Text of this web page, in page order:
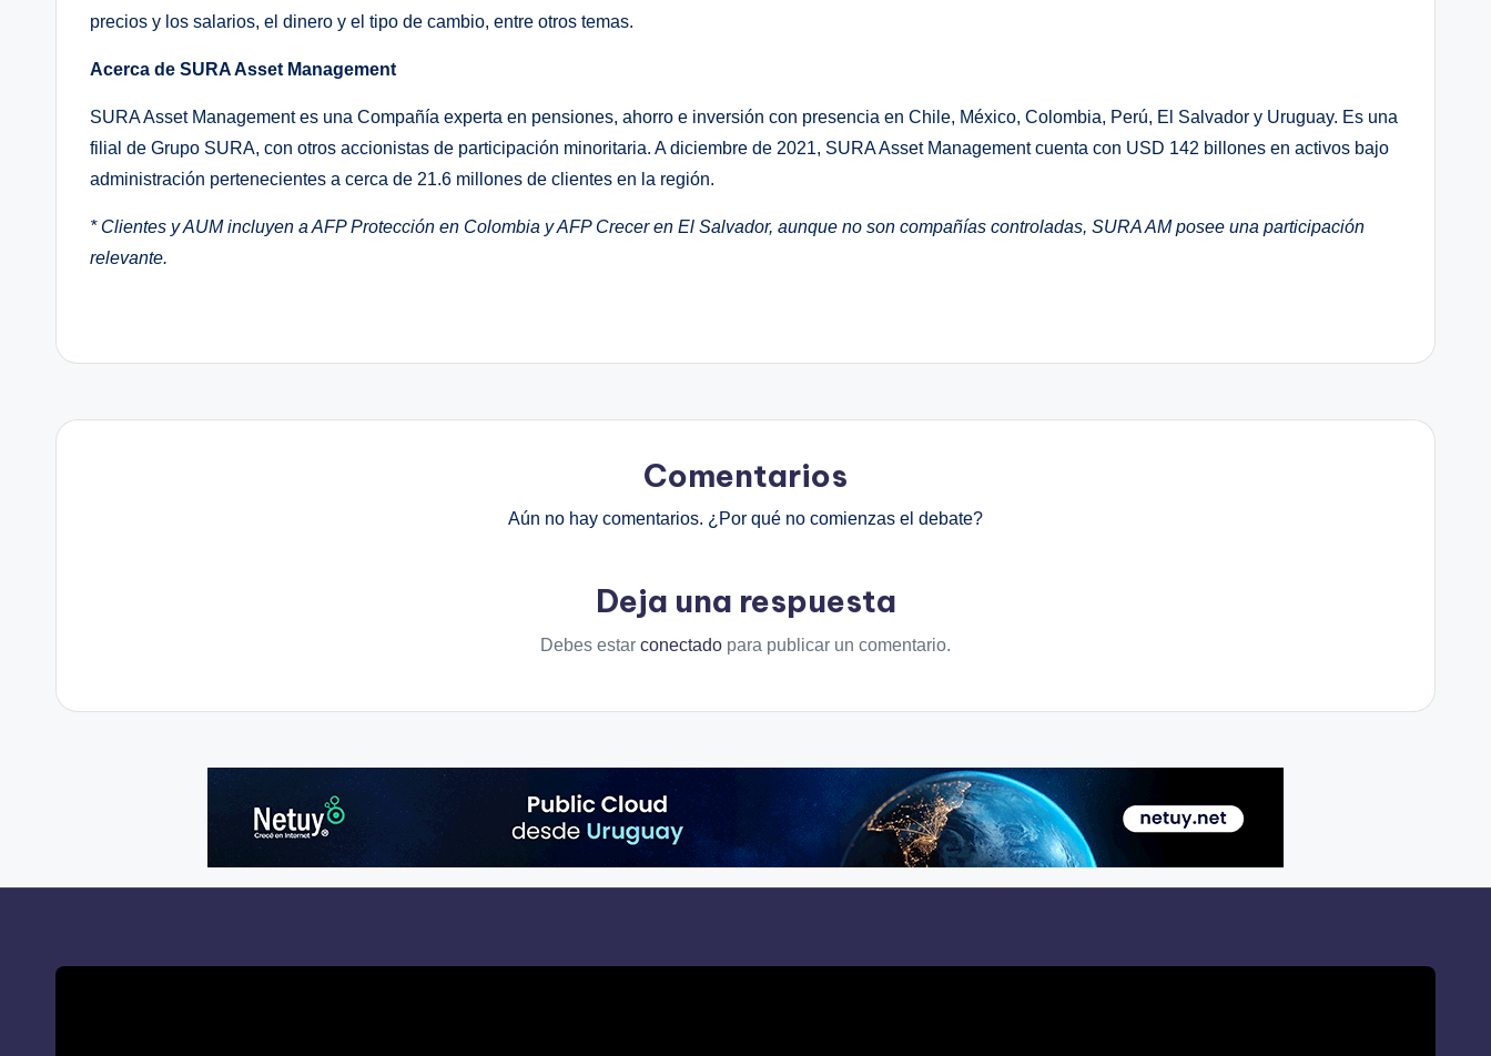
precios y los salarios, el dinero y el tipo de cambio, entre otros temas.
Acerca de SURA Asset Management
SURA Asset Management es una Compañía experta en pensiones, ahorro e inversión con presencia en Chile, México, Colombia, Perú, El Salvador y Uruguay. Es una
filial de Grupo SURA, con otros accionistas de participación minoritaria. A diciembre de 2021, SURA Asset Management cuenta con USD 142 billones en activos bajo
administración pertenecientes a cerca de 21.6 millones de clientes en la región.
* Clientes y AUM incluyen a AFP Protección en Colombia y AFP Crecer en El Salvador, aunque no son compañías controladas, SURA AM posee una participación
relevante.
Comentarios
Aún no hay comentarios. ¿Por qué no comienzas el debate?
Deja una respuesta
Debes estar conectado para publicar un comentario.